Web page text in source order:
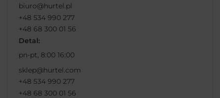
biuro@hurtel.pl
+48 534 990 277
+48 68 300 01 56
Detal:
pn-pt, 8:00 16:00
sklep@hurtel.com
+48 534 990 277
+48 68 300 01 56